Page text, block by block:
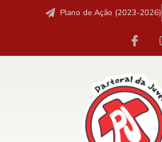
Plano de Ação (2023-2026)